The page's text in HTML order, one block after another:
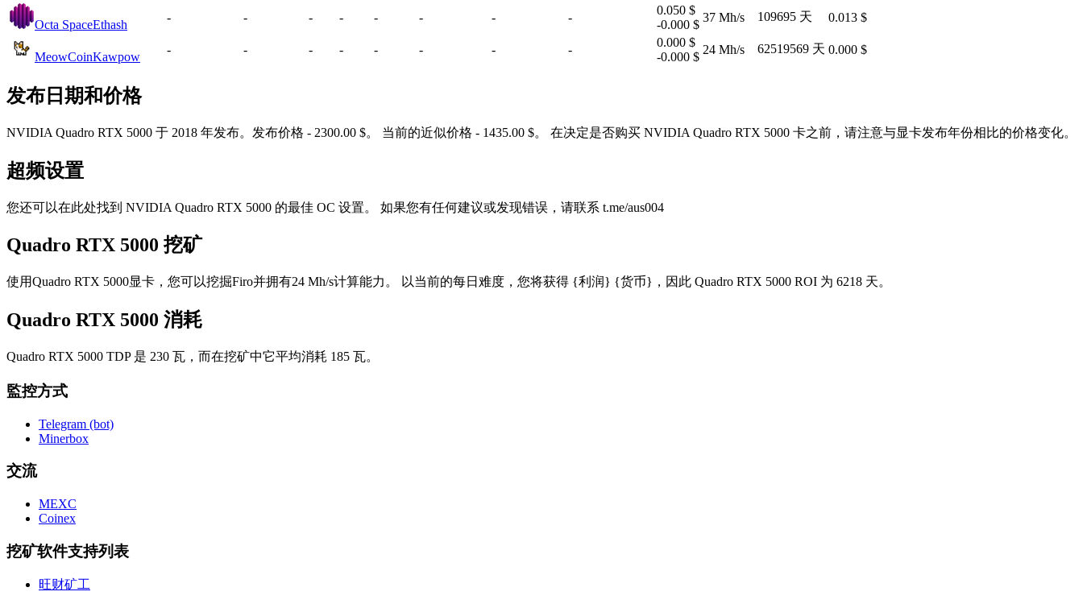
Octa SpaceEthash
- - - - - - - -
0.050 $
-0.000 $
37 Mh/s 109695 天 0.013 $
MeowCoinKawpow
- - - - - - - -
0.000 $
-0.000 $
24 Mh/s 62519569 天 0.000 $
发布日期和价格
NVIDIA Quadro RTX 5000 于 2018 年发布。发布价格 - 2300.00 $。 当前的近似价格 - 1435.00 $。 在决定是否购买 NVIDIA Quadro RTX 5000 卡之前，请注意与显卡发布年份相比的价格变化。
超频设置
您还可以在此处找到 NVIDIA Quadro RTX 5000 的最佳 OC 设置。 如果您有任何建议或发现错误，请联系 t.me/aus004
Quadro RTX 5000 挖矿
使用Quadro RTX 5000显卡，您可以挖掘Firo并拥有24 Mh/s计算能力。 以当前的每日难度，您将获得 {利润} {货币}，因此 Quadro RTX 5000 ROI 为 6218 天。
Quadro RTX 5000 消耗
Quadro RTX 5000 TDP 是 230 瓦，而在挖矿中它平均消耗 185 瓦。
監控方式
Telegram (bot)
Minerbox
交流
MEXC
Coinex
挖矿软件支持列表
旺财矿工